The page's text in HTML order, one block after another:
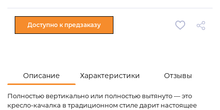
Описание Характеристики Отзывы
Полностью вертикально или полностью вытянуто — это
кресло-качалка в традиционном стиле дарит настоящее
Доступно к предзаказу